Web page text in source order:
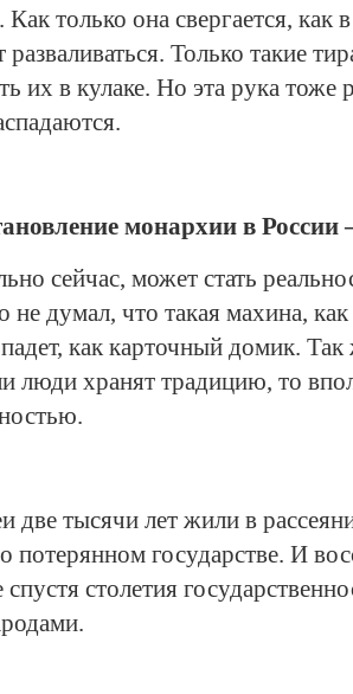
только она свергается,
разваливаться. Только такие
их в кулаке. Но эта рука тоже
монархии в России
сейчас, может стать
не думал, что такая махина,
как карточный домик.
люди хранят традицию, то
две тысячи лет жили в
потерянном государстве. И
спустя столетия